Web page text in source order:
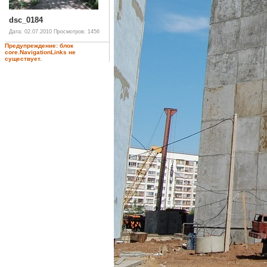
dsc_0184
Дата: 02.07.2010 Просмотров: 1456
Предупреждение: блок
core.NavigationLinks не
существует.